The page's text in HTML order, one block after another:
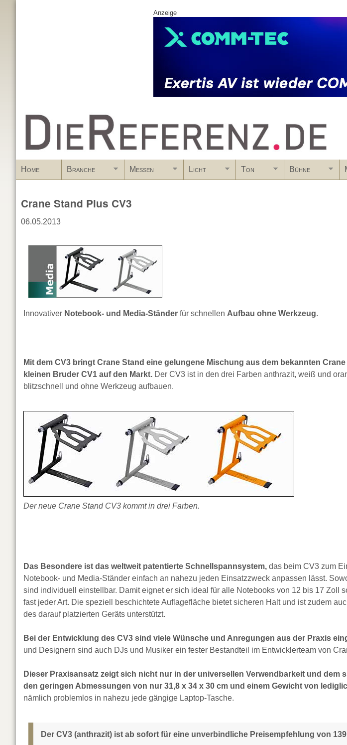
Anzeige
www.DieReferenz.de
Home Branche Messen Licht Ton Bühne
Crane Stand Plus CV3
06.05.2013
Innovativer Notebook- und Media-Ständer für schnellen Aufbau ohne Werkzeug.
Mit dem CV3 bringt Crane Stand eine gelungene Mischung aus dem bekannten
kleinen Bruder CV1 auf den Markt. Der CV3 ist in den drei Farben anthrazit, weiß und
blitzschnell und ohne Werkzeug aufbauen.
Der neue Crane Stand CV3 kommt in drei Farben.
Das Besondere ist das weltweit patentierte Schnellspannsystem, das beim CV3 zum
Notebook- und Media-Ständer einfach an nahezu jeden Einsatzzweck anpassen lässt.
sind individuell einstellbar. Damit eignet er sich ideal für alle Notebooks von 12 bis 17 Zoll
fast jeder Art. Die speziell beschichtete Auflagefläche bietet sicheren Halt und ist zudem
des darauf platzierten Geräts unterstützt.
Bei der Entwicklung des CV3 sind viele Wünsche und Anregungen aus der Praxis
und Designern sind auch DJs und Musiker ein fester Bestandteil im Entwicklerteam von
Dieser Praxisansatz zeigt sich nicht nur in der universellen Verwendbarkeit und dem
den geringen Abmessungen von nur 31,8 x 34 x 30 cm und einem Gewicht von
nämlich problemlos in nahezu jede gängige Laptop-Tasche.
Der CV3 (anthrazit) ist ab sofort für eine unverbindliche Preisempfehlung von